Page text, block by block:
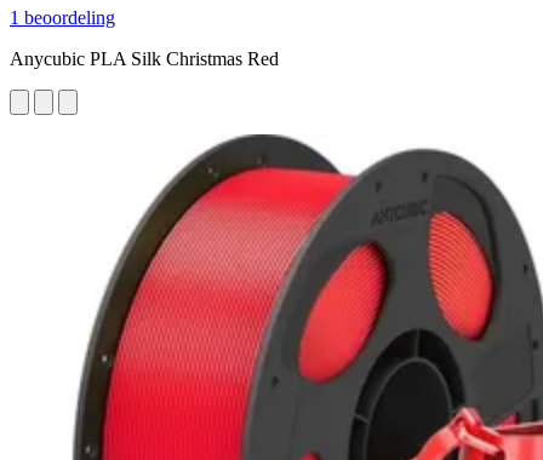
1 beoordeling
Anycubic PLA Silk Christmas Red